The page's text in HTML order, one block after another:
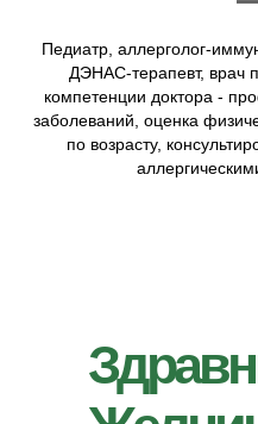
Педиатр, аллерголог-
ДЭНАС-терапевт, врач
компетенции доктора -
заболеваний, оценка
по возрасту,